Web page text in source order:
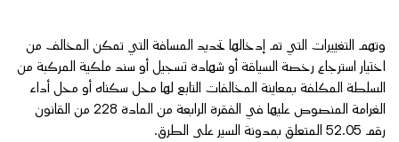
وتهم التغييرات التي تم إدخالها تحديد المسافة التي تمكن المخالف من
اختيار استرجاع رخصة السياقة أو شهادة تسجيل أو سند ملكية المركبة من
السلطة المكلفة بمعاينة المخالفات التابع لها محل سكناه أو محل أداء
الغرامة المنصوص عليها في الفقرة الرابعة من المادة 228 من القانون
رقم 52.05 المتعلق بمدونة السير على الطرق.